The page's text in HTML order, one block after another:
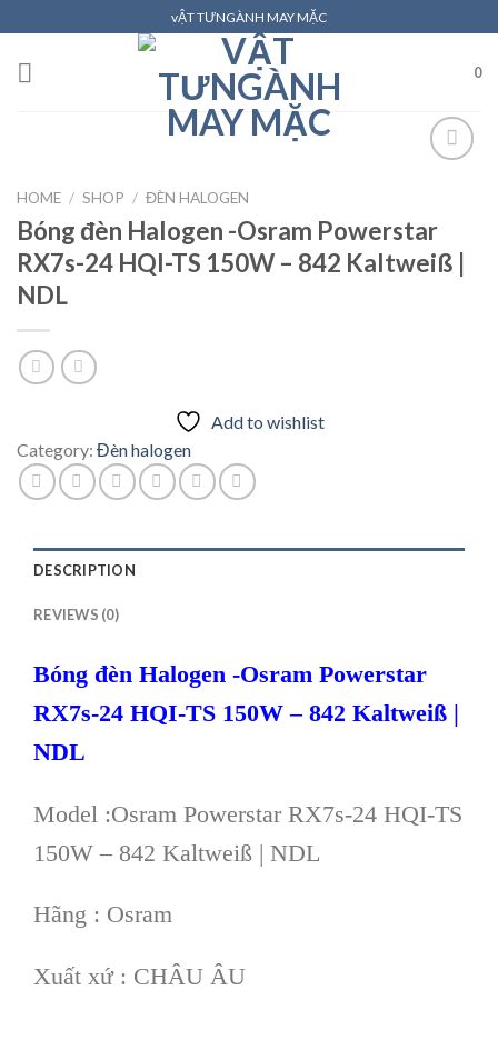
to
content
vẬT TƯNGÀNH MAY MẶC
0
wishlist
HOME / SHOP / ĐÈN HALOGEN
Bóng đèn Halogen -Osram Powerstar
RX7s-24 HQI-TS 150W – 842 Kaltweiß |
NDL
Add to wishlist
Category: Đèn halogen
DESCRIPTION
REVIEWS (0)
Bóng đèn Halogen -Osram Powerstar
RX7s-24 HQI-TS 150W – 842 Kaltweiß |
NDL
Model :Osram Powerstar RX7s-24 HQI-TS
150W – 842 Kaltweiß | NDL
Hãng : Osram
Xuất xứ : CHÂU ÂU